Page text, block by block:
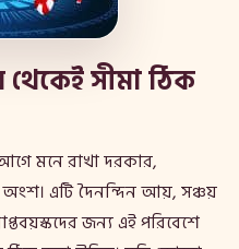
থেকেই সীমা ঠিক
মনে রাখা দরকার,
এটি দৈনন্দিন আয়, সঞ্চয়
জন্য এই পরিবেশে